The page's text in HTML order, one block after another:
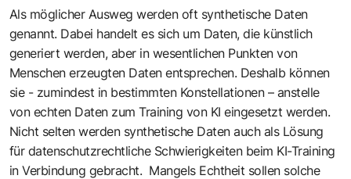
Als möglicher Ausweg werden oft synthetische Daten
genannt. Dabei handelt es sich um Daten, die künstlich
generiert werden, aber in wesentlichen Punkten von
Menschen erzeugten Daten entsprechen. Deshalb können
sie - zumindest in bestimmten Konstellationen – anstelle
von echten Daten zum Training von KI eingesetzt werden.
Nicht selten werden synthetische Daten auch als Lösung
für datenschutzrechtliche Schwierigkeiten beim KI-Training
in Verbindung gebracht. Mangels Echtheit sollen solche